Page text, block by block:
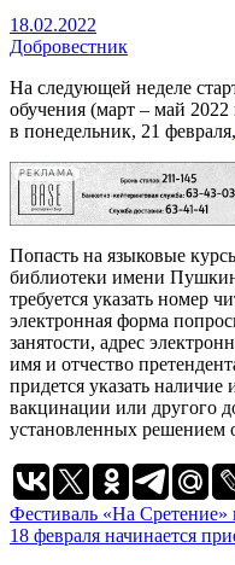
18.02.2022
Добровестник
На следующей неделе
обучения (март – май 2022
в понедельник, 21 февраля,
РЕКЛАМА
Попасть на языковые
библиотеки имени
требуется указать номер
электронная форма
занятости, адрес
имя и отчество
придется указать наличие
вакцинации или другого
установленных решением
Навигация
по
Фестиваль «На Сретение»
18 февраля начинается